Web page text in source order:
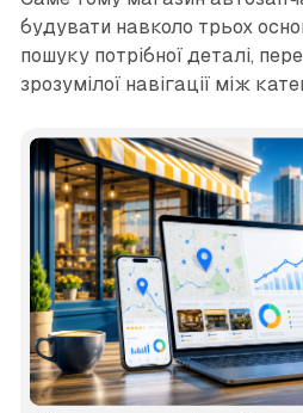
будувати навколо трьох
пошуку потрібної деталі,
зрозумілої навігації між